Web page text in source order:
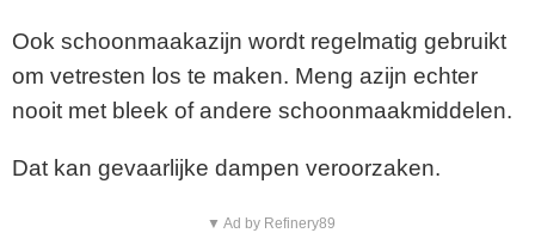
Ook schoonmaakazijn wordt regelmatig gebruikt
om vetresten los te maken. Meng azijn echter
nooit met bleek of andere schoonmaakmiddelen.
Dat kan gevaarlijke dampen veroorzaken.
▼ Ad by Refinery89